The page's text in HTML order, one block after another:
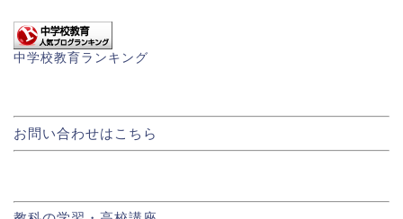
中学校教育ランキング
お問い合わせはこちら